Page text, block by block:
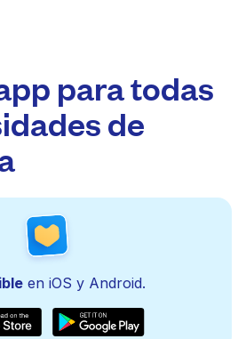
para todas
de
en iOS y Android.